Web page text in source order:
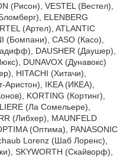
(Рисон), VESTEL (Вестел),
ELENBERG
(Артел), ATLANTIC
(Бомпани), CASO (Касо),
DAUSHER (Даушер),
DUNAVOX (Дунавокс)
HITACHI (Хитачи),
Аристон), IKEA (ИКЕА),
KORTING (Кортинг),
(Ла Сомельере),
(Либхер), MAUNFELD
(Оптима), PANASONIC
Lorenz (Шаб Лоренс),
SKYWORTH (Скайворф),